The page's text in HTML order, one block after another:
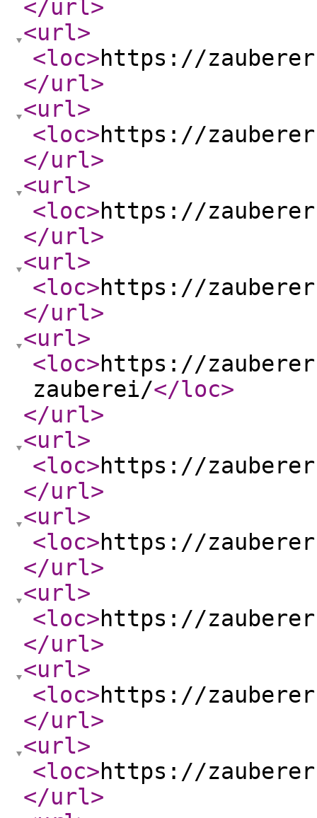
</url>
<url>
<loc>https://
</url>
<url>
<loc>https://
</url>
<url>
<loc>https://
</url>
<url>
<loc>https://
</url>
<url>
<loc>https://
zauberei/</loc>
</url>
<url>
<loc>https://
</url>
<url>
<loc>https://
</url>
<url>
<loc>https://
</url>
<url>
<loc>https://
</url>
<url>
<loc>https://
</url>